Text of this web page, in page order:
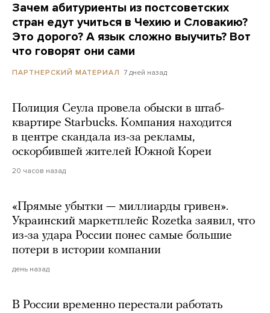
Зачем абитуриенты из постсоветских
стран едут учиться в Чехию и Словакию?
Это дорого? А язык сложно выучить? Вот
что говорят они сами
ПАРТНЕРСКИЙ МАТЕРИАЛ 7 дней назад
Полиция Сеула провела обыски в штаб-
квартире Starbucks. Компания находится
в центре скандала из-за рекламы,
оскорбившей жителей Южной Кореи
20 часов назад
«Прямые убытки — миллиарды гривен».
Украинский маркетплейс Rozetka заявил, что
из-за удара России понес самые большие
потери в истории компании
день назад
В России временно перестали работать